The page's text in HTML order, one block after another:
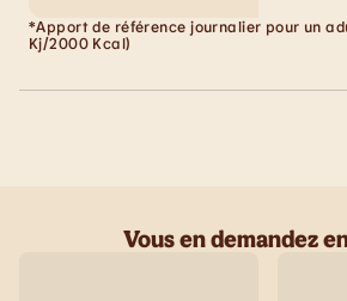
*Apport de référence journalier pour un
Kj/2000 Kcal)
Vous en demandez